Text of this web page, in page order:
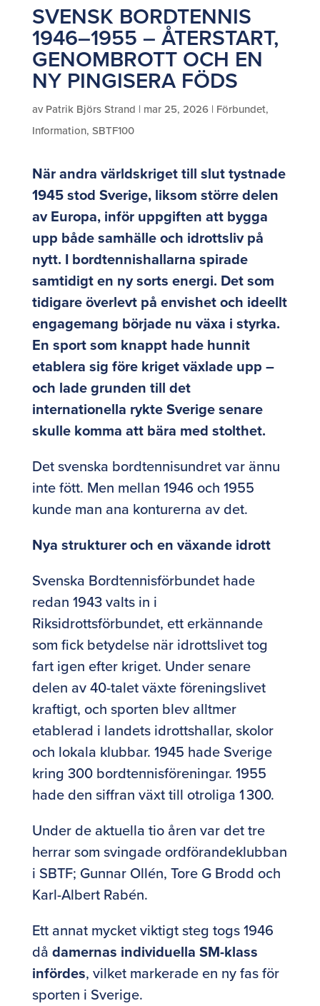
SVENSK BORDTENNIS
1946–1955 – ÅTERSTART,
GENOMBROTT OCH EN
NY PINGISERA FÖDS
avPatrik Björs Strand | mar 25, 2026| Förbundet,
Information, SBTF100
När andra världskriget till slut tystnade
1945 stod Sverige, liksom större delen
av Europa, inför uppgiften att bygga
upp både samhälle och idrottsliv på
nytt. I bordtennishallarna spirade
samtidigt en ny sorts energi. Det som
tidigare överlevt på envishet och ideellt
engagemang började nu växa i styrka.
En sport som knappt hade hunnit
etablera sig före kriget växlade upp –
och lade grunden till det
internationella rykte Sverige senare
skulle komma att bära med stolthet.
Det svenska bordtennisundret var ännu
inte fött. Men mellan 1946 och 1955
kunde man ana konturerna av det.
Nya strukturer och en växande idrott
Svenska Bordtennisförbundet hade
redan 1943 valts in i
Riksidrottsförbundet, ett erkännande
som fick betydelse när idrottslivet tog
fart igen efter kriget. Under senare
delen av 40-talet växte föreningslivet
kraftigt, och sporten blev alltmer
etablerad i landets idrottshallar, skolor
och lokala klubbar. 1945 hade Sverige
kring 300 bordtennisföreningar. 1955
hade den siffran växt till otroliga 1 300.
Under de aktuella tio åren var det tre
herrar som svingade ordförandeklubban
i SBTF; Gunnar Ollén, Tore G Brodd och
Karl-Albert Rabén.
Ett annat mycket viktigt steg togs 1946
då damernas individuella SM-klass
infördes, vilket markerade en ny fas för
sporten i Sverige.